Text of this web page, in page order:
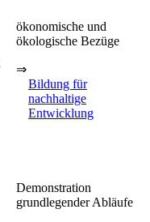
ökonomische und
ökologische Bezüge
⇒
Bildung für
nachhaltige
Entwicklung
Demonstration
grundlegender Abläufe